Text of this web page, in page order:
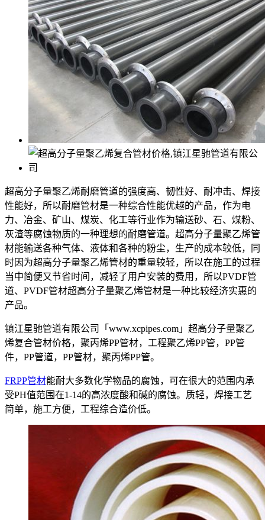
超高分子量聚乙烯耐磨管道的强度高、韧性好、耐冲击、焊接
性能好，所以耐磨管材是一种综合性能优越的产品，作为电
力、冶金、矿山、煤炭、化工等行业作为输送砂、石、煤粉、
灰渣等腐蚀物质的一种理想的耐磨管道。超高分子量聚乙烯管
材能输送各种气体、液体和各种的粉尘，生产的成本较低，同
时因为超高分子量聚乙烯管材的重量较轻，所以在施工的过程
当中简便又节省时间，减轻了用户安装的费用，所以PVDF管
道、PVDF管材超高分子量聚乙烯管材是一种比较经济实惠的
产品。
镇江星驰管道有限公司「www.xcpipes.com」超高分子量聚乙
烯复合管材价格，聚丙烯PP管材，工程聚乙烯PP管，PP管
件，PP管道，PP管材，聚丙烯PP管。
FRPP管材能耐大多数化学物品的腐蚀，可在很大的范围内承
受PH值范围在1-14的高浓度酸和碱的腐蚀。质轻，焊接工艺
简单，施工方便，工程综合造价低。